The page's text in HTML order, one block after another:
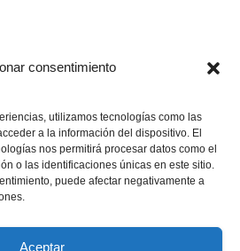
consentimiento
utilizamos tecnologías como las
a la información del dispositivo. El
nos permitirá procesar datos como el
o las identificaciones únicas en este sitio.
puede afectar negativamente a
Aceptar
|
VENTAS: 961 6120154